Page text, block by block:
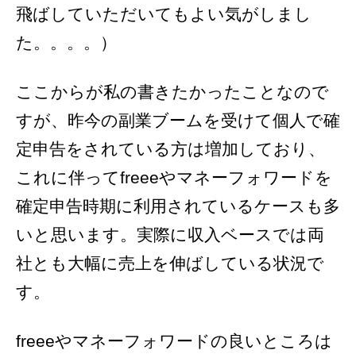
飛ばしていただいてもよい気がしまし
た。。。。）
ここからが私の書きたかったことなので
すが、昨今の副業ブームを受けて個人で確
定申告をされている方は増加しており、
これに伴ってfreeeやマネーフォワードを
確定申告時期に利用されているケースも多
いと思います。実際に収入ベースでは両
社とも大幅に売上を伸ばしている状況で
す。
freeeやマネーフォワードの良いところは